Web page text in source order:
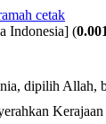
Indonesia] (0.001
dipilih Allah,
Kerajaan